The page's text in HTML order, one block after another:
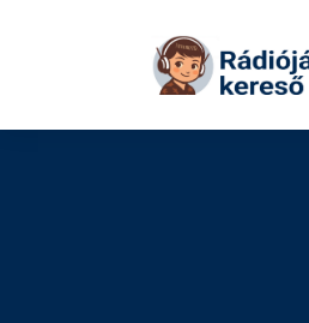
Tovább a tartalomhoz